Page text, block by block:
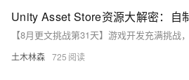
土木林森 725